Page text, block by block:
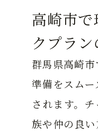
高崎市
クプラ
群馬県高崎
準備をスム
されます。
族や仲の良